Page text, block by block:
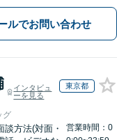
ルでお問い合わせ
インタビュ
ーを見る
東京都
グ
談方法(対面・
営業時間：0